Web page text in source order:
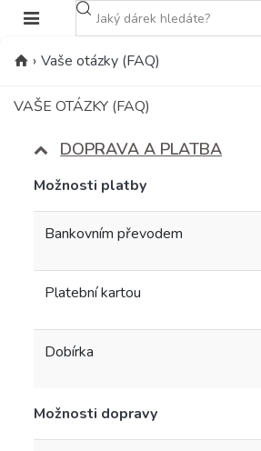
› Vaše otázky (FAQ)
VAŠE OTÁZKY (FAQ)
DOPRAVA A PLATBA
Možnosti platby
Bankovním převodem
Platební kartou
Dobírka
Možnosti dopravy